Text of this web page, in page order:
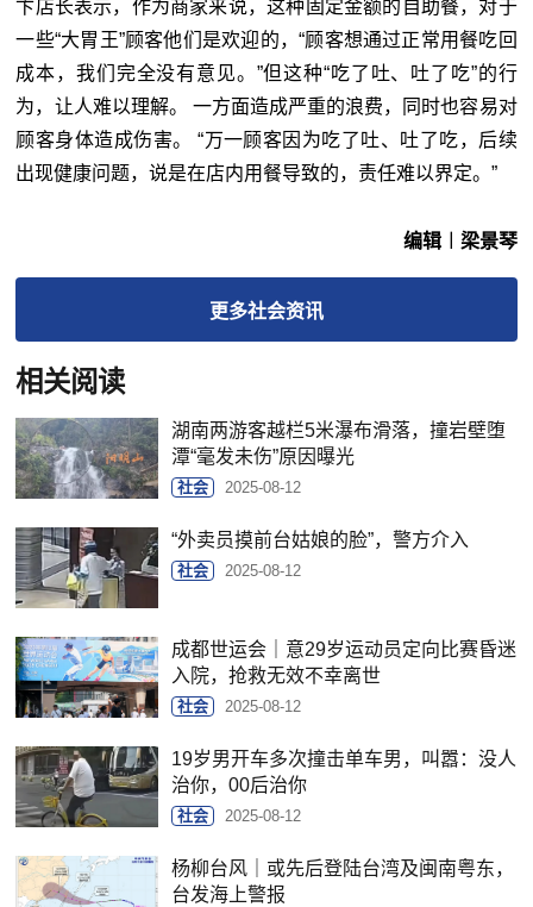
卞店长表示，作为商家来说，这种固定金额的自助餐，对于
一些“大胃王”顾客他们是欢迎的，“顾客想通过正常用餐吃回
成本，我们完全没有意见。”但这种“吃了吐、吐了吃”的行
为，让人难以理解。 一方面造成严重的浪费，同时也容易对
顾客身体造成伤害。 “万一顾客因为吃了吐、吐了吃，后续
出现健康问题，说是在店内用餐导致的，责任难以界定。”
编辑︱梁景琴
更多社会资讯
相关阅读
湖南两游客越栏5米瀑布滑落，撞岩壁堕
潭“毫发未伤”原因曝光
社会 2025-08-12
“外卖员摸前台姑娘的脸”，警方介入
社会 2025-08-12
成都世运会｜意29岁运动员定向比赛昏迷
入院，抢救无效不幸离世
社会 2025-08-12
19岁男开车多次撞击单车男，叫嚣：没人
治你，00后治你
社会 2025-08-12
杨柳台风｜或先后登陆台湾及闽南粤东，
台发海上警报